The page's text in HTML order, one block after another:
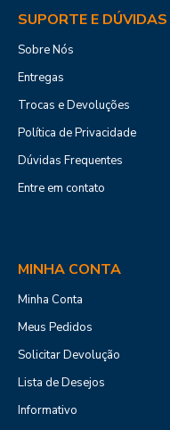
SUPORTE E DÚVIDAS
Sobre Nós
Entregas
Trocas e Devoluções
Política de Privacidade
Dúvidas Frequentes
Entre em contato
MINHA CONTA
Minha Conta
Meus Pedidos
Solicitar Devolução
Lista de Desejos
Informativo